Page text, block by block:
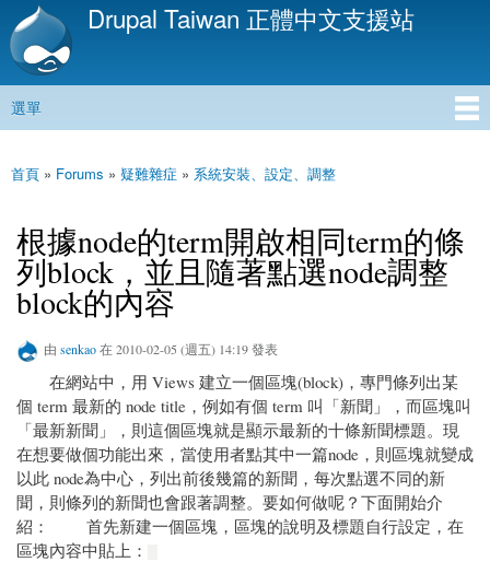
移
內
Drupal Taiwan 正體中文支援站
主選單
選單
您在這裡
首頁 » Forums » 疑難雜症 » 系統安裝、設定、調整
根據node的term開啟相同term的條
列block，並且隨著點選node調整
block的內容
由 senkao在 2010-02-05 (週五) 14:19 發表
在網站中，用 Views 建立一個區塊(block)，專門條列出某
個 term 最新的 node title，例如有個 term 叫「新聞」，而區塊叫
「最新新聞」，則這個區塊就是顯示最新的十條新聞標題。現
在想要做個功能出來，當使用者點其中一篇node，則區塊就變成
以此 node為中心，列出前後幾篇的新聞，每次點選不同的新
聞，則條列的新聞也會跟著調整。要如何做呢？下面開始介
紹： 首先新建一個區塊，區塊的說明及標題自行設定，在
區塊內容中貼上：